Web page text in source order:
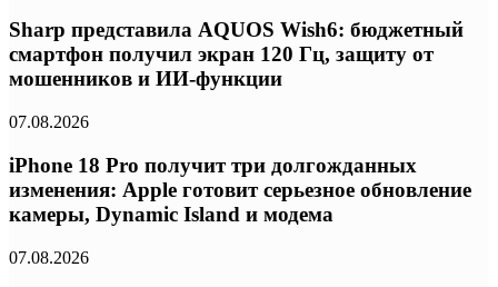
Sharp представила AQUOS Wish6: бюджетный
смартфон получил экран 120 Гц, защиту от
мошенников и ИИ-функции
07.08.2026
iPhone 18 Pro получит три долгожданных
изменения: Apple готовит серьезное обновление
камеры, Dynamic Island и модема
07.08.2026